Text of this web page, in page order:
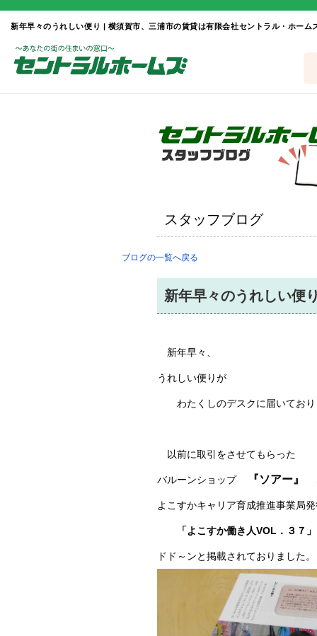
新年早々のうれしい便り | 横須賀市、三浦市の賃貸は有限会社セントラル・ホーム
スタッフブログ
ブログの一覧へ戻る
新年早々のうれしい便
新年早々、
うれしい便りが
わたくしのデスクに届いており
以前に取引をさせてもらった
バルーンショップ『ソアー』
よこすかキャリア育成推進事業局
「よこすか働き人VOL．３７」
ドド～ンと掲載されておりました。